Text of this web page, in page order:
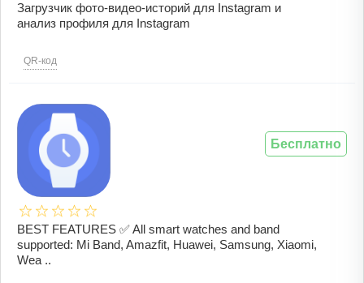
Загрузчик фото-видео-историй для Instagram и
анализ профиля для Instagram
QR-код
BEST FEATURES ✅ All smart watches and band
supported: Mi Band, Amazfit, Huawei, Samsung, Xiaomi,
Wea ..
Бесплатно